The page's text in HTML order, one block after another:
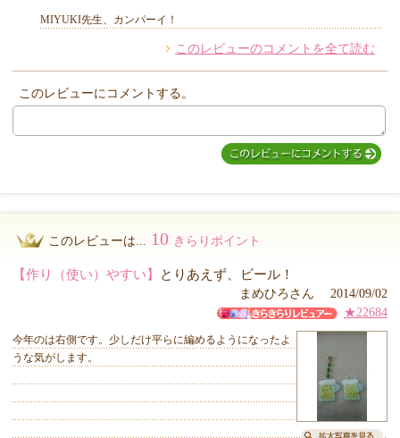
他のお客様からのコメント
MIYUKI先生、カンパーイ！
このレビューのコメントを全て読む
このレビューにコメントする。
このレビューは... 10 きらりポイント
【作り（使い）やすい】 とりあえず、ビール！
まめひろさん 2014/09/02
★22684
今年のは右側です。少しだけ平らに編めるようになったよ
うな気がします。